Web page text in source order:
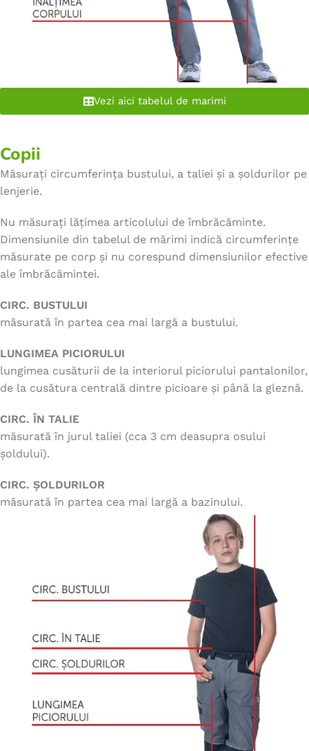
Vezi aici tabelul de marimi
Copii
Măsurați circumferința bustului, a taliei și a șoldurilor pe
lenjerie.
Nu măsurați lățimea articolului de îmbrăcăminte.
Dimensiunile din tabelul de mărimi indică circumferințe
măsurate pe corp și nu corespund dimensiunilor efective
ale îmbrăcămintei.
CIRC. BUSTULUI
măsurată în partea cea mai largă a bustului.
LUNGIMEA PICIORULUI
lungimea cusăturii de la interiorul piciorului pantalonilor,
de la cusătura centrală dintre picioare și până la gleznă.
CIRC. ÎN TALIE
măsurată în jurul taliei (cca 3 cm deasupra osului
șoldului).
CIRC. ȘOLDURILOR
măsurată în partea cea mai largă a bazinului.